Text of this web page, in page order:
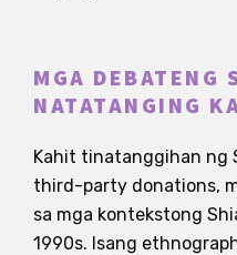
MGA DEBATENG
NATATANGING
Kahit tinatanggihan ng
third-party donations,
sa mga kontekstong
1990s. Isang